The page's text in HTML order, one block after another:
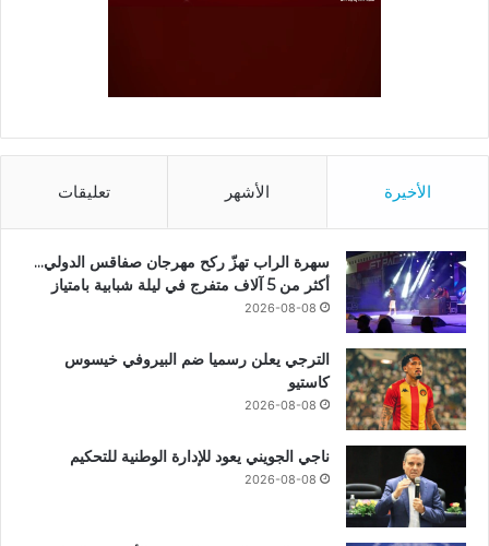
الأخيرة الأشهر تعليقات
سهرة الراب تهزّ ركح مهرجان صفاقس الدولي…
أكثر من 5 آلاف متفرج في ليلة شبابية بامتياز
2026-08-08
الترجي يعلن رسميا ضم البيروفي خيسوس
كاستيو
2026-08-08
ناجي الجويني يعود للإدارة الوطنية للتحكيم
2026-08-08